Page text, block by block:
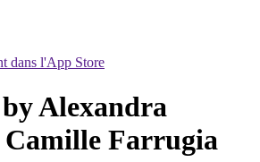
dans l'App Store
Alexandra
Farrugia